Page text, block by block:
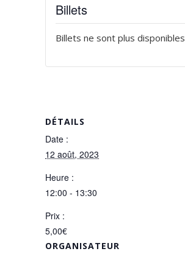
DÉTAILS
Date :
12 août, 2023
Heure :
12:00 - 13:30
Prix :
5,00€
ORGANISATEUR
Billets
Billets ne sont plus disponibles